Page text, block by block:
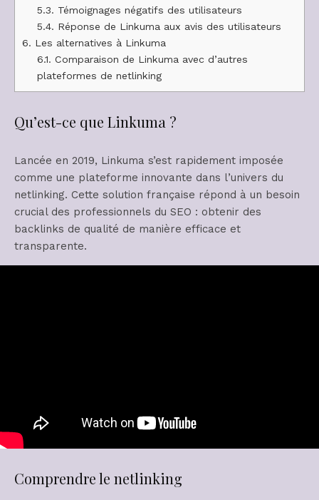
5.3. Témoignages négatifs des utilisateurs
5.4. Réponse de Linkuma aux avis des utilisateurs
6. Les alternatives à Linkuma
6.1. Comparaison de Linkuma avec d’autres
plateformes de netlinking
Qu’est-ce que Linkuma ?
Lancée en 2019, Linkuma s’est rapidement imposée
comme une plateforme innovante dans l’univers du
netlinking. Cette solution française répond à un besoin
crucial des professionnels du SEO : obtenir des
backlinks de qualité de manière efficace et
transparente.
Comprendre le netlinking